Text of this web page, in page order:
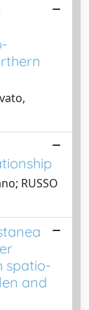
RUSSO
spatio-
and